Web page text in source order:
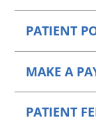
PATIENT
MAKE A
PATIENT